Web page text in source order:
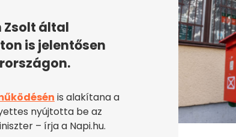
Zsolt által
is jelentősen
is alakítana a
nyújtotta be az
– írja a Napi.hu.